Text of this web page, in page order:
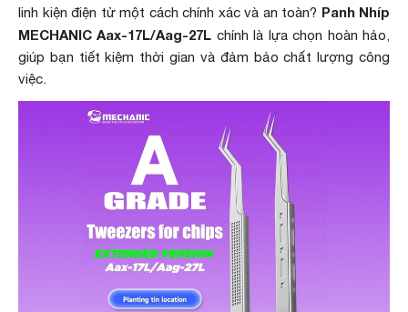
linh kiện điện tử một cách chính xác và an toàn? Panh Nhíp
MECHANIC Aax-17L/Aag-27L chính là lựa chọn hoàn hảo,
giúp bạn tiết kiệm thời gian và đảm bảo chất lượng công
việc.